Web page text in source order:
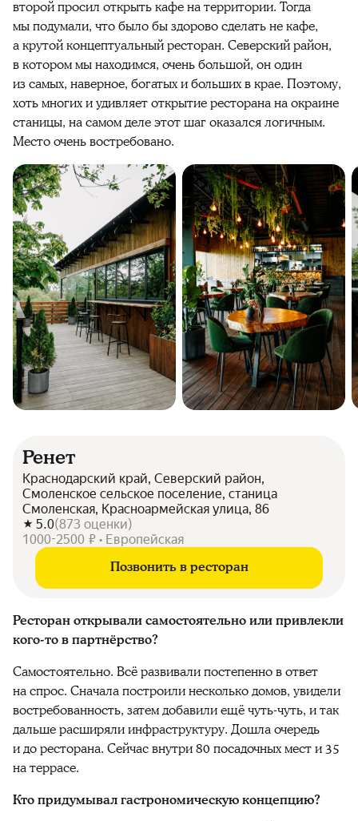
второй просил открыть кафе на территории. Тогда
мы подумали, что было бы здорово сделать не кафе,
а крутой концептуальный ресторан. Северский район,
в котором мы находимся, очень большой, он один
из самых, наверное, богатых и больших в крае. Поэтому,
хоть многих и удивляет открытие ресторана на окраине
станицы, на самом деле этот шаг оказался логичным.
Место очень востребовано.
Ренет
Краснодарский край, Северский район,
Смоленское сельское поселение, станица
Смоленская, Красноармейская улица, 86
5.0(873 оценки)
1000-2500 ₽ • Европейская
Позвонить в ресторан
Ресторан открывали самостоятельно или привлекли
кого-то в партнёрство?
Самостоятельно. Всё развивали постепенно в ответ
на спрос. Сначала построили несколько домов, увидели
востребованность, затем добавили ещё чуть-чуть, и так
дальше расширяли инфраструктуру. Дошла очередь
и до ресторана. Сейчас внутри 80 посадочных мест и 35
на террасе.
Кто придумывал гастрономическую концепцию?